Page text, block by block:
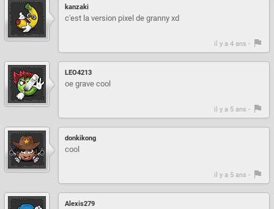
kanzaki
c'est la version pixel de granny xd
il y a 4 ans -
LEO4213
oe grave cool
il y a 5 ans -
donkikong
cool
il y a 5 ans -
Alexis279